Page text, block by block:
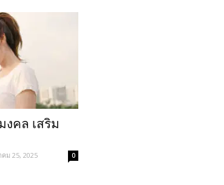
งคล เสริม
คม 25, 2025 0